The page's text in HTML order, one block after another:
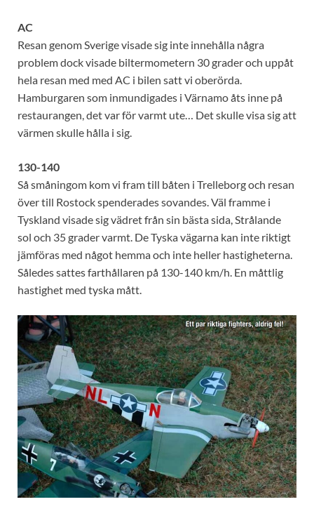
AC
Resan genom Sverige visade sig inte innehålla några
problem dock visade biltermometern 30 grader och uppåt
hela resan med med AC i bilen satt vi oberörda.
Hamburgaren som inmundigades i Värnamo åts inne på
restaurangen, det var för varmt ute… Det skulle visa sig att
värmen skulle hålla i sig.
130-140
Så småningom kom vi fram till båten i Trelleborg och resan
över till Rostock spenderades sovandes. Väl framme i
Tyskland visade sig vädret från sin bästa sida, Strålande
sol och 35 grader varmt. De Tyska vägarna kan inte riktigt
jämföras med något hemma och inte heller hastigheterna.
Således sattes farthållaren på 130-140 km/h. En måttlig
hastighet med tyska mått.